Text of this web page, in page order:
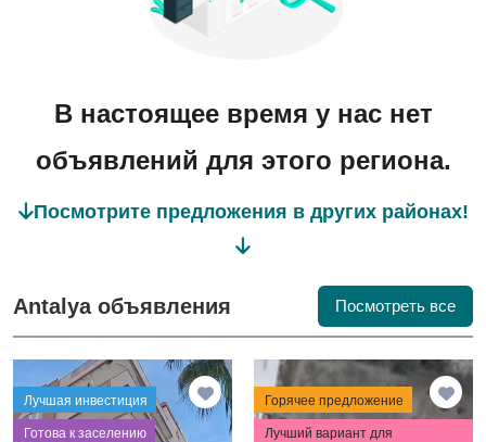
В настоящее время у нас нет
объявлений для этого региона.
Посмотрите предложения в других районах!
Antalya объявления Посмотреть все
Лучшая инвестиция
⁠Готова к заселению
Горячее предложение
Лучший вариант для